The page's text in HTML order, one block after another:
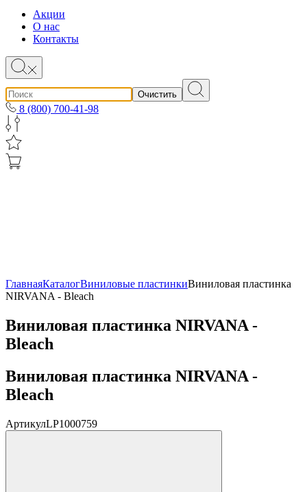
Акции
О нас
Контакты
Очистить
8 (800) 700-41-98
ГлавнаяКаталогВиниловые пластинкиВиниловая пластинка
NIRVANA - Bleach
Виниловая пластинка NIRVANA -
Bleach
Виниловая пластинка NIRVANA -
Bleach
АртикулLP1000759